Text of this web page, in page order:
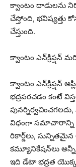
క్వాంటం దాడులను
చేస్తోంది,
చేస్తుంది.
క్వాంటం ఎన్‌క్రిప్షన్
క్వాంటం ఎన్‌క్రిప్షన్
భద్రపరచడం కంటే
విధంగా సమాచారాన్ని
రికార్డ్‌లు,
కమ్యూనికేషన్‌లు
ఇది డేటా భద్రత యొక్క